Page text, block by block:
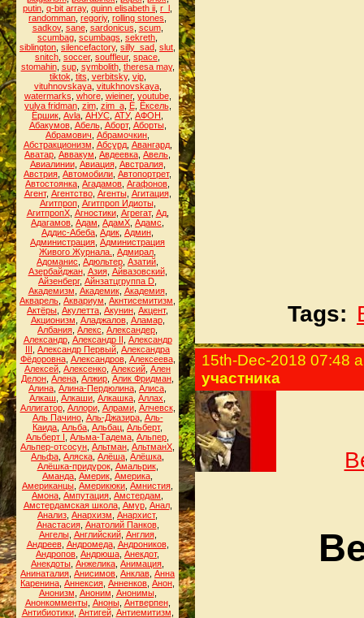
putin q-bit array, quinn elisabeth ii r_l
randomman regoriy, rolling stones
sadkov, sane, sardonicus scum,
scumbag scumbags sekreth
siblington silencefactory, silly_sad slut
snitch soccer, souffleur, space
stomahin, sup, symbolith, theresa may,
tiktok tits verbitsky, vip,
vituhnovskaya, vitukhnovskaya,
watermarks whore, wieiner, youtube,
yulya fridman, zim, zim_a, Ё, Ёксель,
Ёршик Аvla АНУС АТУ, АФОН
Абакумов, Абель, Аборт, Аборты,
Абрамович Абрамочкин
Абстракционизм Абсурд, Авангард,
Аватар Аввакум Авдеевка Авель
Авиалинии, Авиация, Австралия,
Австрия Автомобили Автопортрет,
Автостоянка Агадамов Агафонов
Агент, Агентство, Агенты, Агитация,
Агитпроп, Агитпроп Идиоты,
АгитпропХ, Агностики, Агрегат, Ад,
Адагамов Адам АдамХ Адамс
Аддис-Абеба Адик Админ
Администрация Администрация
Живого Журнала.
Адмирал
Адоманис Адюльтер Азатий
Азербайджан, Азия, Айвазовский,
Айзенберг, Айнзатцгруппа D
Академизм Академик, Академия,
Акварель Аквариум Акнтисемитизм
Актёры Акулетта Акунин Акцент,
Акционизм Аладжалов, Аламар,
Албания Алекс Александер
Александр, Александр II Александр
III Александр Первый Александра
Фёдоровна, Александров, Алексеева,
Алексей Алексенко Алексий Ален
Делон Алена Алжир Алик Фридман
Алина Алина-Пердюлина Алиса
Алкаш Алкаши Алкашка Аллах
Аллигатор, Аллори, Алрами, Алчевск,
Аль Пачино, Аль-Джазира, Аль-
Каида Альба Альбац Альберт,
Альберт I Альма-Тадема Альпер
Альпер-отсосун Альтман АльтманХ
Альфа Аляска Алёша Алёшка
Алёшка-придурок, Амальрик,
Аманда Америк Америка
Американцы Америкюки Амнистия
Амона Ампутация Амстердам
Амстердамская школа, Амур, Анал,
Анализ Анархизм Анархист,
Анастасия, Анатолий Панков,
Ангелы, Английский, Англия,
Андреев, Андромеда, Андроников,
Андропов Андрюша Анекдот,
Анекдоты Анжелика Анимация
Анинаталия Анисимов Анклав Анна
Каренина Аннексия Анненков Анон
Анонизм Аноним Анонимы,
Анонкомменты, Аноны, Антверпен,
Антибиотики, Антигей, Антиемитизм
Tags:
15th-Dec-2018 07:48
участника